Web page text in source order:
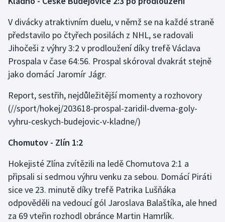
Jezdectví
Judo
Lezení
Moderní pětiboj
Motorsport
Olympijské hry
V divácky atraktivním duelu, v němž se na každé straně
představilo po čtyřech posilách z NHL, se radovali
Jihočeši z výhry 3:2 v prodloužení díky trefě Václava
Prospala v čase 64:56. Prospal skóroval dvakrát stejně
jako domácí Jaromír Jágr.
Report, sestřih, nejdůležitější momenty a rozhovory
(//sport/hokej/203618-prospal-zaridil-dvema-goly-
vyhru-ceskych-budejovic-v-kladne/)
Chomutov - Zlín 1:2
Hokejisté Zlína zvítězili na ledě Chomutova 2:1 a
připsali si sedmou výhru venku za sebou. Domácí Piráti
sice ve 23. minutě díky trefě Patrika Lušňáka
odpověděli na vedoucí gól Jaroslava Balaštíka, ale hned
za 69 vteřin rozhodl obránce Martin Hamrlík.